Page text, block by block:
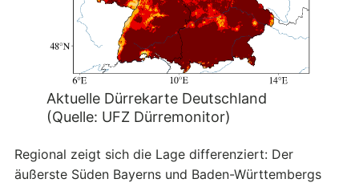
Aktuelle Dürrekarte Deutschland
(Quelle: UFZ Dürremonitor)
Regional zeigt sich die Lage differenziert: Der
äußerste Süden Bayerns und Baden-Württembergs